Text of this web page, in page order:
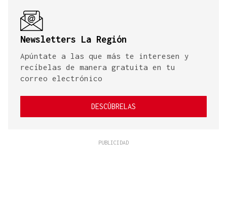
Newsletters La Región
Apúntate a las que más te interesen y
recíbelas de manera gratuita en tu
correo electrónico
DESCÚBRELAS